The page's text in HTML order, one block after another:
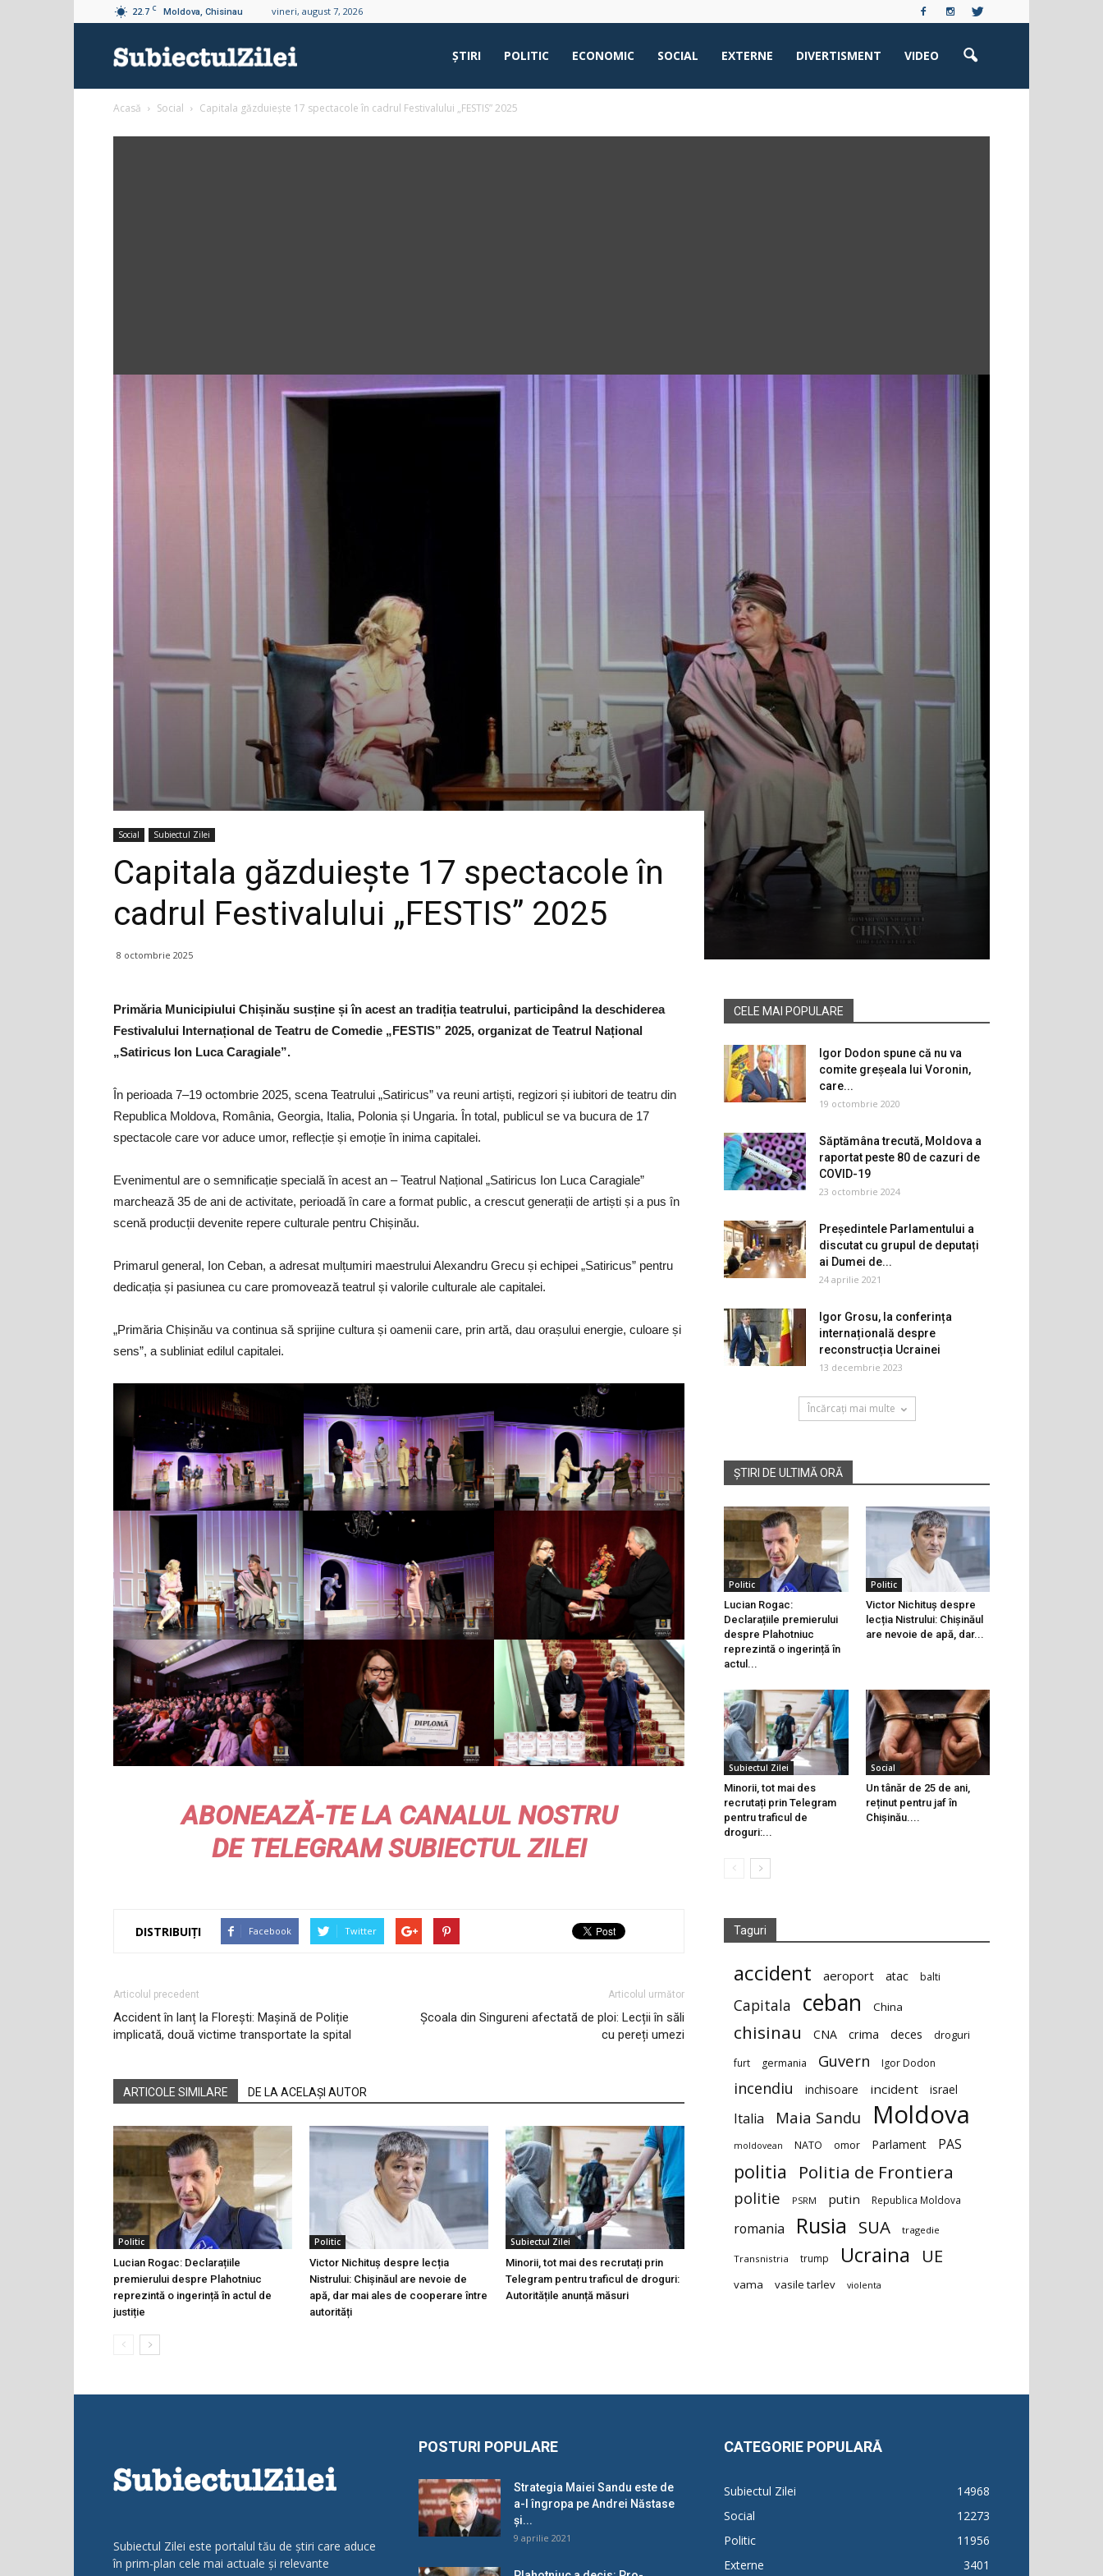
22.7 C Moldova, Chisinau vineri, august 7, 2026
ŞTIRI POLITIC ECONOMIC SOCIAL EXTERNE DIVERTISMENT VIDEO
Acasă Social Capitala găzduiește 17 spectacole în cadrul Festivalului „FESTIS” 2025
Social Subiectul Zilei
Capitala găzduiește 17 spectacole în
cadrul Festivalului „FESTIS” 2025
8 octombrie 2025
Primăria Municipiului Chișinău susține și în acest an tradiția teatrului, participând la deschiderea
Festivalului Internațional de Teatru de Comedie „FESTIS” 2025, organizat de Teatrul Național
„Satiricus Ion Luca Caragiale”.
În perioada 7–19 octombrie 2025, scena Teatrului „Satiricus” va reuni artiști, regizori și iubitori de teatru din
Republica Moldova, România, Georgia, Italia, Polonia și Ungaria. În total, publicul se va bucura de 17
spectacole care vor aduce umor, reflecție și emoție în inima capitalei.
Evenimentul are o semnificație specială în acest an – Teatrul Național „Satiricus Ion Luca Caragiale”
marchează 35 de ani de activitate, perioadă în care a format public, a crescut generații de artiști și a pus în
scenă producții devenite repere culturale pentru Chișinău.
Primarul general, Ion Ceban, a adresat mulțumiri maestrului Alexandru Grecu și echipei „Satiricus” pentru
dedicația și pasiunea cu care promovează teatrul și valorile culturale ale capitalei.
„Primăria Chișinău va continua să sprijine cultura și oamenii care, prin artă, dau orașului energie, culoare și
sens”, a subliniat edilul capitalei.
ABONEAZĂ-TE LA CANALUL NOSTRU
DETELEGRAMSUBIECTUL ZILEI
DISTRIBUIȚI Facebook Twitter
Articolul precedent
Accident în lanț la Florești: Mașină de Poliție
implicată, două victime transportate la spital
Articolul următor
Școala din Singureni afectată de ploi: Lecții în săli
cu pereți umezi
ARTICOLE SIMILARE DE LA ACELAȘI AUTOR
Politic
Lucian Rogac: Declarațiile
premierului despre Plahotniuc
reprezintă o ingerință în actul de
justiție
Politic
Victor Nichituș despre lecția
Nistrului: Chișinăul are nevoie de
apă, dar mai ales de cooperare între
autorități
Subiectul Zilei
Minorii, tot mai des recrutați prin
Telegram pentru traficul de droguri:
Autoritățile anunță măsuri
CELE MAI POPULARE
Igor Dodon spune că nu va
comite greșeala lui Voronin,
care...
19 octombrie 2020
Săptămâna trecută, Moldova a
raportat peste 80 de cazuri de
COVID-19
23 octombrie 2024
Președintele Parlamentului a
discutat cu grupul de deputați
ai Dumei de...
24 aprilie 2021
Igor Grosu, la conferința
internațională despre
reconstrucția Ucrainei
13 decembrie 2023
Încărcați mai multe
ȘTIRI DE ULTIMĂ ORĂ
Politic
Lucian Rogac:
Declarațiile premierului
despre Plahotniuc
reprezintă o ingerință în
actul...
Politic
Victor Nichituș despre
lecția Nistrului: Chișinăul
are nevoie de apă, dar...
Subiectul Zilei
Minorii, tot mai des
recrutați prin Telegram
pentru traficul de
droguri:...
Social
Un tânăr de 25 de ani,
reținut pentru jaf în
Chișinău....
Taguri
accident aeroport atac balti
Capitala ceban China
chisinau CNA crima deces droguri
furt germania Guvern Igor Dodon
incendiu inchisoare incident israel
Italia Maia Sandu Moldova
moldovean NATO omor Parlament PAS
politia Politia de Frontiera
politie PSRM putin Republica Moldova
romania Rusia SUA tragedie
Transnistria trump Ucraina UE
vama vasile tarlev violenta
Subiectul Zilei este portalul tău de știri care aduce
în prim-plan cele mai actuale și relevante
POSTURI POPULARE
Strategia Maiei Sandu este de
a-l îngropa pe Andrei Năstase
și...
9 aprilie 2021
CATEGORIE POPULARĂ
Subiectul Zilei
14968
Social
12273
Politic
11956
Externe
3401